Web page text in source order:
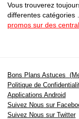
Vous trouverez
differentes catégories
promos sur des
Bons Plans Astuces
Politique de
Applications Android
Suivez Nous sur
Suivez Nous sur Twitter